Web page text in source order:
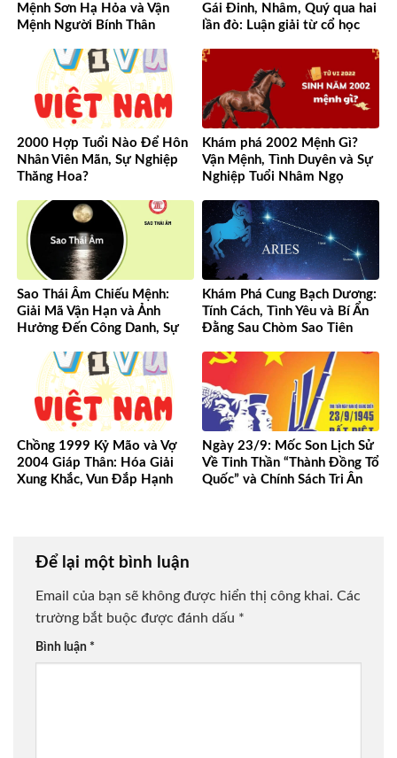
Mệnh Sơn Hạ Hỏa và Vận
Mệnh Người Bính Thân
Gái Đinh, Nhâm, Quý qua hai
lần đò: Luận giải từ cổ học
2000 Hợp Tuổi Nào Để Hôn
Nhân Viên Mãn, Sự Nghiệp
Thăng Hoa?
Khám phá 2002 Mệnh Gì?
Vận Mệnh, Tình Duyên và Sự
Nghiệp Tuổi Nhâm Ngọ
Sao Thái Âm Chiếu Mệnh:
Giải Mã Vận Hạn và Ảnh
Hưởng Đến Công Danh, Sự
Khám Phá Cung Bạch Dương:
Tính Cách, Tình Yêu và Bí Ẩn
Đằng Sau Chòm Sao Tiên
Chồng 1999 Kỷ Mão và Vợ
2004 Giáp Thân: Hóa Giải
Xung Khắc, Vun Đắp Hạnh
Ngày 23/9: Mốc Son Lịch Sử
Về Tinh Thần “Thành Đồng Tổ
Quốc” và Chính Sách Tri Ân
Để lại một bình luận
Email của bạn sẽ không được hiển thị công khai. Các
trường bắt buộc được đánh dấu *
Bình luận *